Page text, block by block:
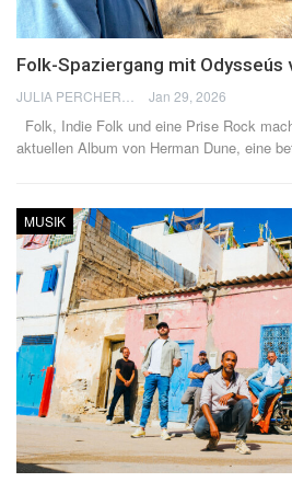
Folk-Spaziergang mit Odysseús
Jan 29, 2026
Folk, Indie Folk und eine Prise Rock
aktuellen Album von Herman Dune, eine
MUSIK